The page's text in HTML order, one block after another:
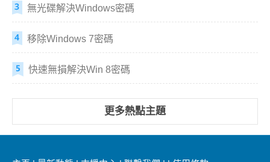
無光碟解決Windows密碼
移除Windows 7密碼
快速無損解決Win 8密碼
更多熱點主題